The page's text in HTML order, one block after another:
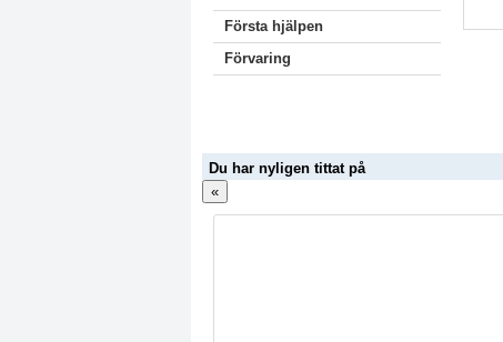
Första hjälpen
Förvaring
Du har nyligen tittat på
«